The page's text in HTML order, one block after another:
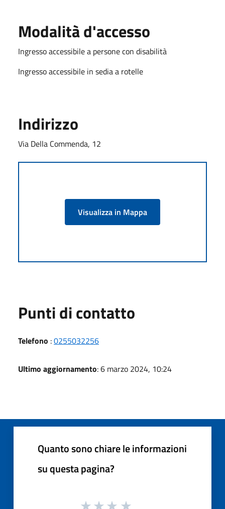
Modalità d'accesso
Ingresso accessibile a persone con disabilità
Ingresso accessibile in sedia a rotelle
Indirizzo
Via Della Commenda, 12
Visualizza in Mappa
Punti di contatto
Telefono :0255032256
Ultimo aggiornamento: 6 marzo 2024, 10:24
Quanto sono chiare le informazioni
su questa pagina?